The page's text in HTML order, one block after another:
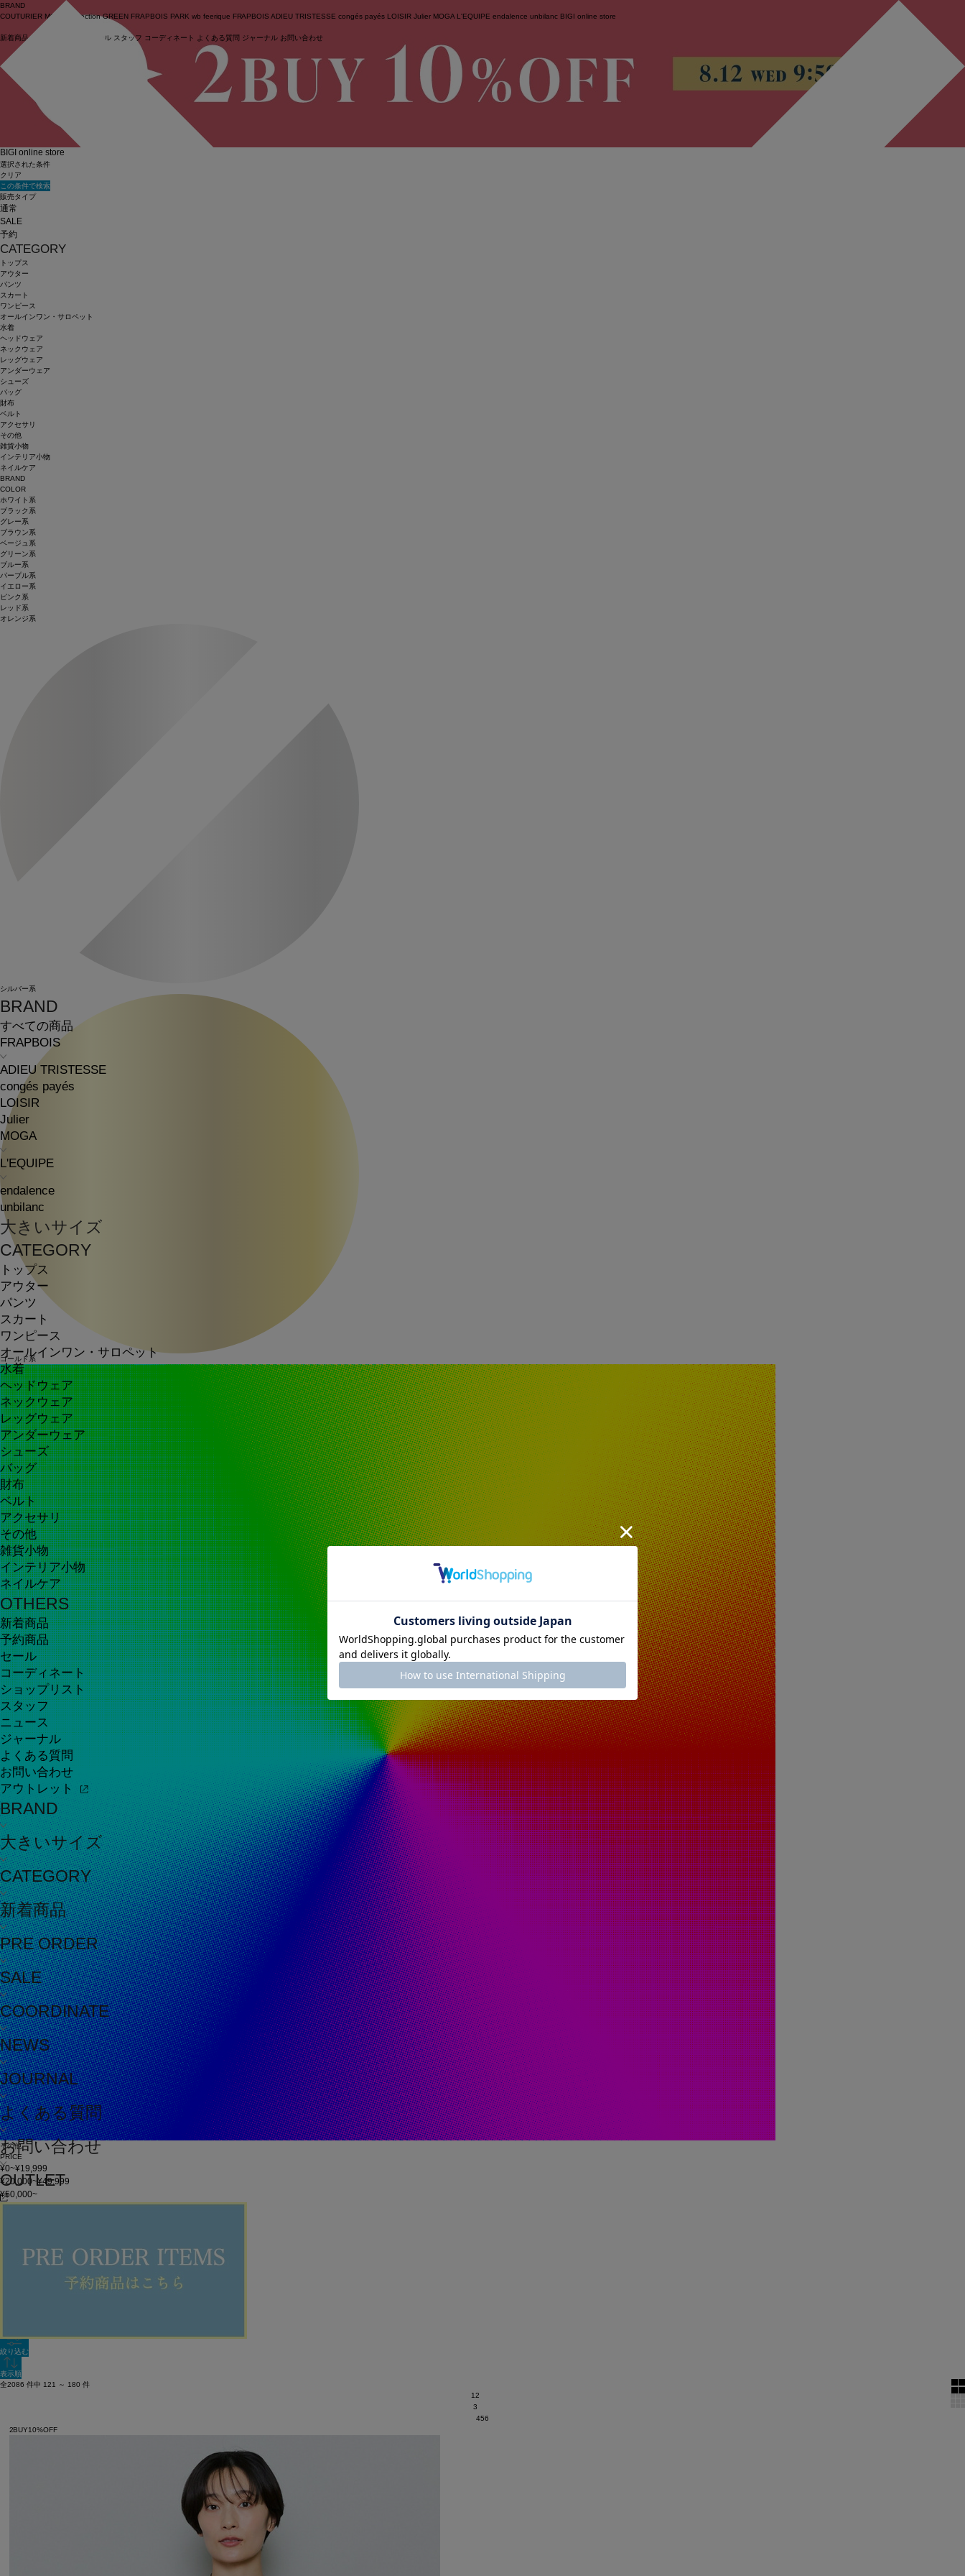
ログイン
BRAND
COUTURIER MOGA Collection GREEN FRAPBOIS PARK wb feerique FRAPBOIS ADIEU TRISTESSE congés payés LOISIR Julier MOGA L'EQUIPE endalence unbilanc BIGI online store
新着商品 (ライブ) セール スタッフ コーディネート よくある質問 ジャーナル お問い合わせ
BRAND
すべての商品
FRAPBOIS
ADIEU TRISTESSE
congés payés
LOISIR
Julier
MOGA
L'EQUIPE
endalence
unbilanc
大きいサイズ
CATEGORY
トップス
アウター
パンツ
スカート
ワンピース
オールインワン・サロペット
水着
ヘッドウェア
ネックウェア
レッグウェア
アンダーウェア
シューズ
バッグ
財布
ベルト
アクセサリ
その他
雑貨小物
インテリア小物
ネイルケア
OTHERS
新着商品
予約商品
セール
コーディネート
ショップリスト
スタッフ
ニュース
ジャーナル
よくある質問
お問い合わせ
アウトレット
BRAND
大きいサイズ
CATEGORY
新着商品
PRE ORDER
SALE
COORDINATE
NEWS
JOURNAL
よくある質問
お問い合わせ
OUTLET
BIGI online store
選択された条件
クリア
この条件で検索
販売タイプ
通常
SALE
予約
CATEGORY
トップス
アウター
パンツ
スカート
ワンピース
オールインワン・サロペット
水着
ヘッドウェア
ネックウェア
レッグウェア
アンダーウェア
シューズ
バッグ
財布
ベルト
アクセサリ
その他
雑貨小物
インテリア小物
ネイルケア
BRAND
COLOR
ホワイト系
ブラック系
グレー系
ブラウン系
ベージュ系
グリーン系
ブルー系
パープル系
イエロー系
ピンク系
レッド系
オレンジ系
シルバー系
ゴールド系
その他
PRICE
¥0~¥19,999
¥20,000~¥49,999
¥50,000~
在庫
新着順
絞り込む
表示順
全2086 件中 121 ～ 180 件
12
3
456
2BUY10%OFF